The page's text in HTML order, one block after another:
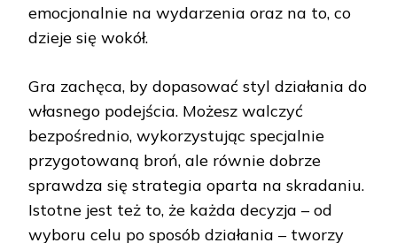
emocjonalnie na wydarzenia oraz na to, co
dzieje się wokół.
Gra zachęca, by dopasować styl działania do
własnego podejścia. Możesz walczyć
bezpośrednio, wykorzystując specjalnie
przygotowaną broń, ale równie dobrze
sprawdza się strategia oparta na skradaniu.
Istotne jest też to, że każda decyzja – od
wyboru celu po sposób działania – tworzy